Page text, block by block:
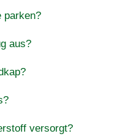
parken?
aus?
versorgt?